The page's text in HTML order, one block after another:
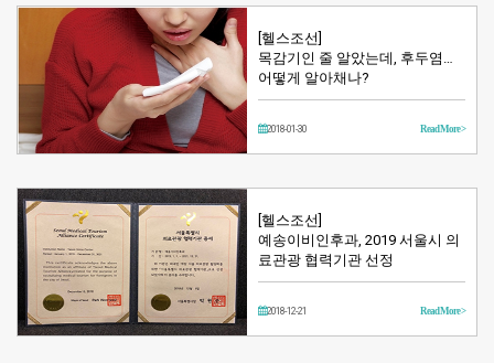
[헬스조선]
목감기인 줄 알았는데, 후두염…
어떻게 알아채나?
2018-01-30 Read More >
[헬스조선]
예송이비인후과, 2019 서울시 의
료관광 협력기관 선정
2018-12-21 Read More >